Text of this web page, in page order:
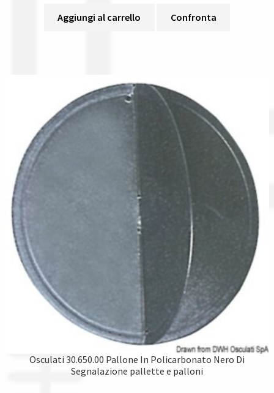
Aggiungi al carrello Confronta
Osculati 30.650.00 Pallone In Policarbonato Nero Di
Segnalazione pallette e palloni